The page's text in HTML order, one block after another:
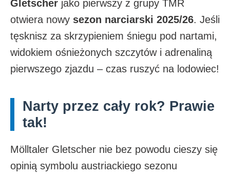
Gletscher jako pierwszy z grupy TMR
otwiera nowy sezon narciarski 2025/26. Jeśli
tęsknisz za skrzypieniem śniegu pod nartami,
widokiem ośnieżonych szczytów i adrenaliną
pierwszego zjazdu – czas ruszyć na lodowiec!
Narty przez cały rok? Prawie
tak!
Mölltaler Gletscher nie bez powodu cieszy się
opinią symbolu austriackiego sezonu